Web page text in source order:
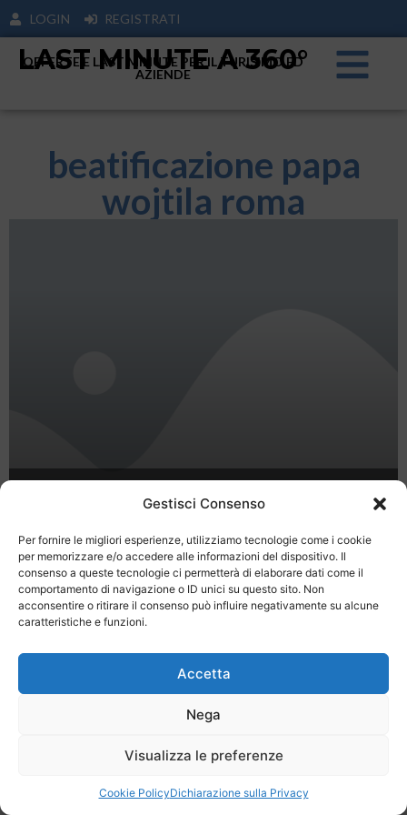
Gestisci Consenso
Per fornire le migliori esperienze, utilizziamo tecnologie come i cookie
per memorizzare e/o accedere alle informazioni del dispositivo. Il
consenso a queste tecnologie ci permetterà di elaborare dati come il
comportamento di navigazione o ID unici su questo sito. Non
acconsentire o ritirare il consenso può influire negativamente su alcune
caratteristiche e funzioni.
Accetta
Nega
Visualizza le preferenze
Cookie PolicyDichiarazione sulla Privacy
LOGIN REGISTRATI
LAST MINUTE A 360°
OFFERTE E LAST MINUTE PER IL TURISIMO ED
AZIENDE
beatificazione papa
wojtila roma
Boom di prenotazioni nei b&b di